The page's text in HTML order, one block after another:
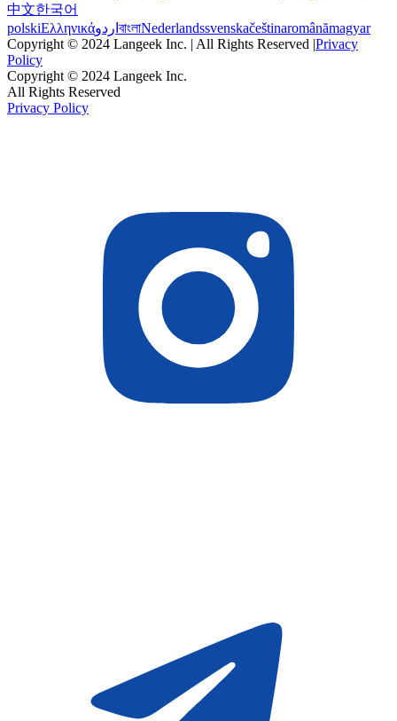
中文한국어
polskiΕλληνικάاردو বাংলাNederlandssvenskačeštinaromânămagyar
Copyright © 2024 Langeek Inc. | All Rights Reserved |Privacy
Policy
Copyright © 2024 Langeek Inc.
All Rights Reserved
Privacy Policy